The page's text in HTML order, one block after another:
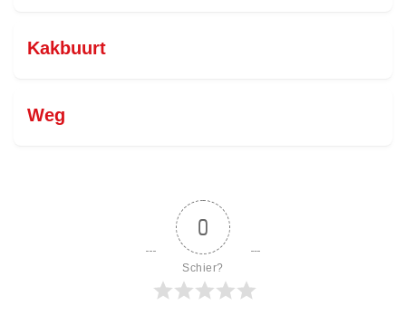
Kakbuurt
Weg
0
Schier?